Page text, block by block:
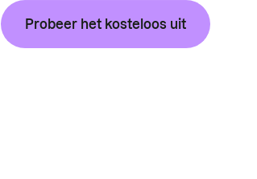
Probeer het kosteloos uit